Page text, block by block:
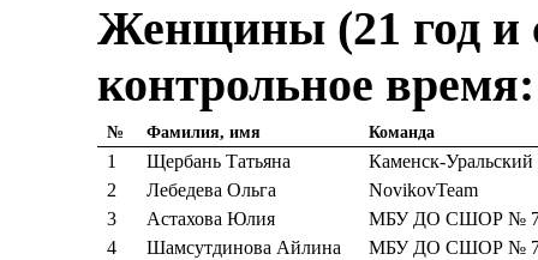
Женщины (21 год и
контрольное
№ Фамилия, имя Команда
1 Щербань Татьяна
Каменск-Уральский
2
Лебедева Ольга
NovikovTeam
3
Астахова Юлия
МБУ ДО СШОР № 7,
4
Шамсутдинова Айлина
МБУ ДО СШОР №